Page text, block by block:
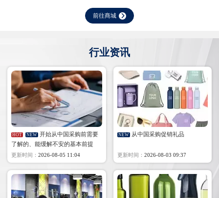
前往商城
行业资讯
HOT NEW 开始从中国采购前需要
了解的、能缓解不安的基本前提
更新时间： 2026-08-05 11:04
NEW 从中国采购促销礼品
更新时间： 2026-08-03 09:37